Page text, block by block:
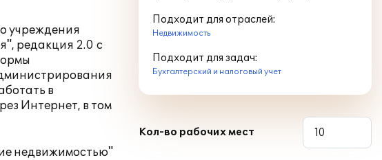
учреждения
редакция 2.0 с
в
Интернет, в том
недвижимостью"
Подходит для отраслей:
Недвижимость
Подходит для задач:
Бухгалтерский и налоговый учет
Кол-во рабочих мест